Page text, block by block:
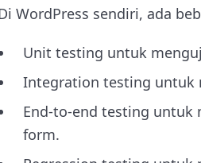
WordPress sendiri, ada
Unit testing untuk
Integration testing untuk
End-to-end testing untuk
form.